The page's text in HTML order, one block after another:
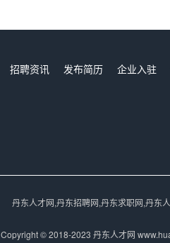
招聘资讯 发布简历 企业入驻
丹东人才网,丹东招聘网,丹东求职网,丹东
Copyright © 2018-2023 丹东人才网